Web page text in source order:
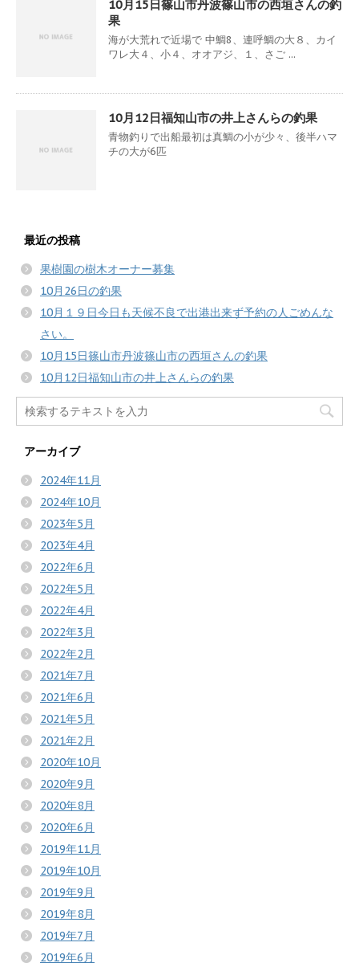
10月15日篠山市丹波篠山市の西垣さんの釣
果
海が大荒れで近場で 中鯛8、連呼鯛の大８、カイ
ワレ大４、小４、オオアジ、１、さご ...
10月12日福知山市の井上さんらの釣果
青物釣りで出船最初は真鯛の小が少々、後半ハマ
チの大が6匹
最近の投稿
果樹園の樹木オーナー募集
10月26日の釣果
10月１９日今日も天候不良で出港出来ず予約の人ごめんな
さい。
10月15日篠山市丹波篠山市の西垣さんの釣果
10月12日福知山市の井上さんらの釣果
アーカイブ
2024年11月
2024年10月
2023年5月
2023年4月
2022年6月
2022年5月
2022年4月
2022年3月
2022年2月
2021年7月
2021年6月
2021年5月
2021年2月
2020年10月
2020年9月
2020年8月
2020年6月
2019年11月
2019年10月
2019年9月
2019年8月
2019年7月
2019年6月